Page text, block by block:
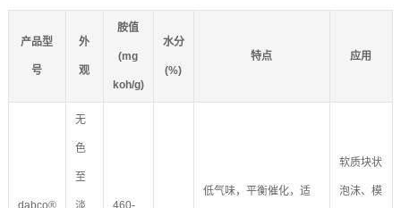
产品型
号
外
观
胺值
(mg
koh/g)
水分
(%)
特点 应用
dabco®
无
色
至
淡 460-
低气味，平衡催化，适
软质块状
泡沫、模